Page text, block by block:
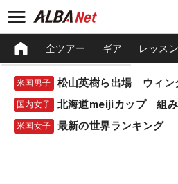
全ツアー ギア レッスン
米国男子 松山英樹ら出場 ウィン
国内女子 北海道meijiカップ 組
米国女子 最新の世界ランキング